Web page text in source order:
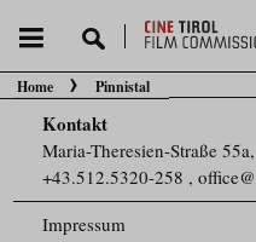
Sie befinden sich hier:
Home Pinnistal
Kontakt
Maria-Theresien-Straße
+43.512.5320-258 ,
Impressum